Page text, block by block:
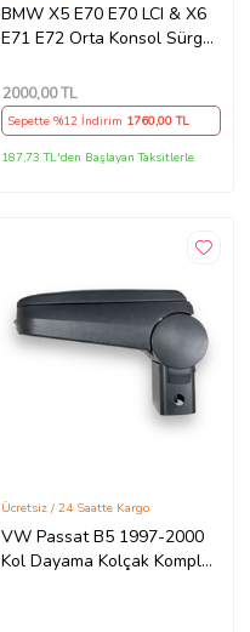
BMW X5 E70 E70 LCI & X6
E71 E72 Orta Konsol Sürgü
2000,00 TL
Sepette %12 İndirim 1760,00 TL
187,73 TL'den Başlayan Taksitlerle
VW Passat B5 1997-2000
Kol Dayama Kolçak Komple
Ücretsiz / 24 Saatte Kargo